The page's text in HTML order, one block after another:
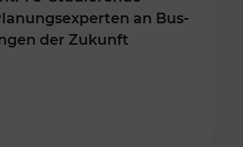
an Bus-
der Zukunft